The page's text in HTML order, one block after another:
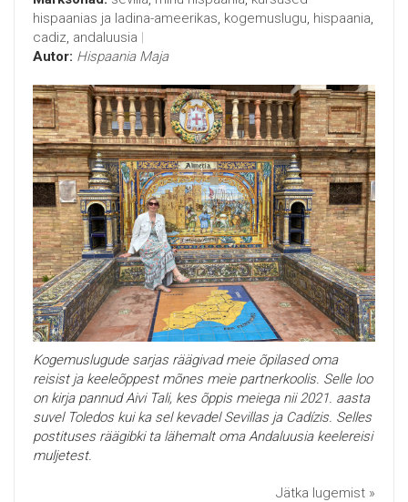
hispaanias ja ladina-ameerikas, kogemuslugu, hispaania,
cadiz, andaluusia
Autor: Hispaania Maja
Kogemuslugude sarjas räägivad meie õpilased oma
reisist ja keeleõppest mõnes meie partnerkoolis. Selle loo
on kirja pannud Aivi Tali, kes õppis meiega nii 2021. aasta
suvel Toledos kui ka sel kevadel Sevillas ja Cadízis. Selles
postituses räägibki ta lähemalt oma Andaluusia keelereisi
muljetest.
Jätka lugemist »